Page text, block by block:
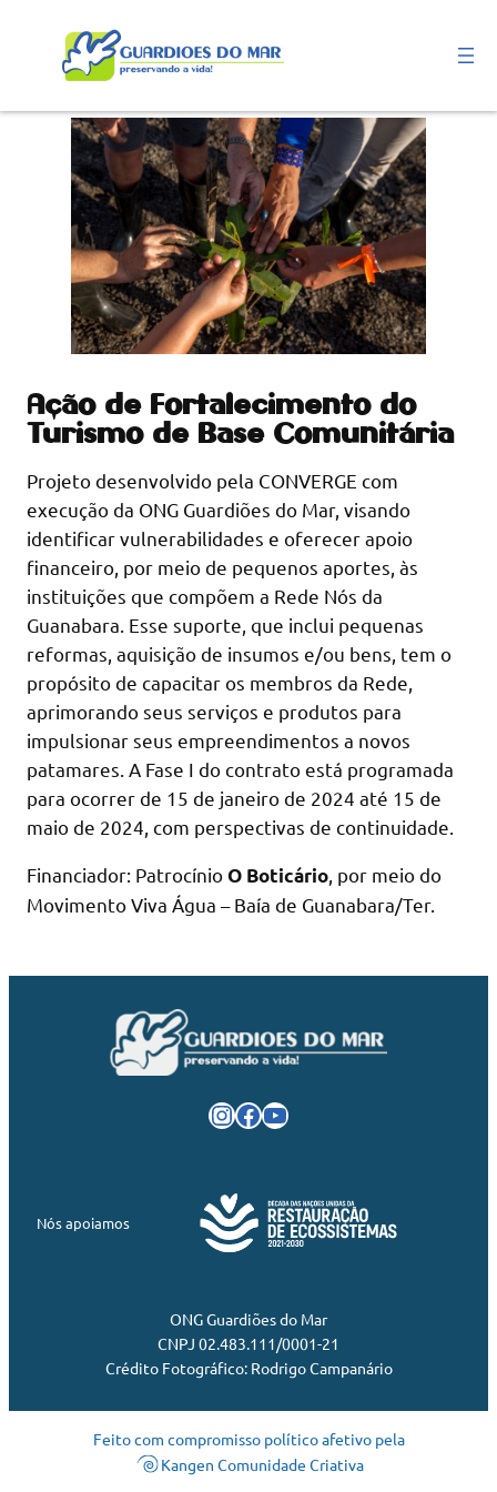
conteúdo
Ação de Fortalecimento do
Turismo de Base Comunitária
Projeto desenvolvido pela CONVERGE com
execução da ONG Guardiões do Mar, visando
identificar vulnerabilidades e oferecer apoio
financeiro, por meio de pequenos aportes, às
instituições que compõem a Rede Nós da
Guanabara. Esse suporte, que inclui pequenas
reformas, aquisição de insumos e/ou bens, tem o
propósito de capacitar os membros da Rede,
aprimorando seus serviços e produtos para
impulsionar seus empreendimentos a novos
patamares. A Fase I do contrato está programada
para ocorrer de 15 de janeiro de 2024 até 15 de
maio de 2024, com perspectivas de continuidade.
Financiador: PatrocínioO Boticário , por meio do
Movimento Viva Água – Baía de Guanabara/Ter.
InstagramFacebook Youtube
Nós apoiamos
ONG Guardiões do Mar
CNPJ 02.483.111/0001-21
Crédito Fotográfico: Rodrigo Campanário
Feito com compromisso político afetivo pela
Kangen Comunidade Criativa